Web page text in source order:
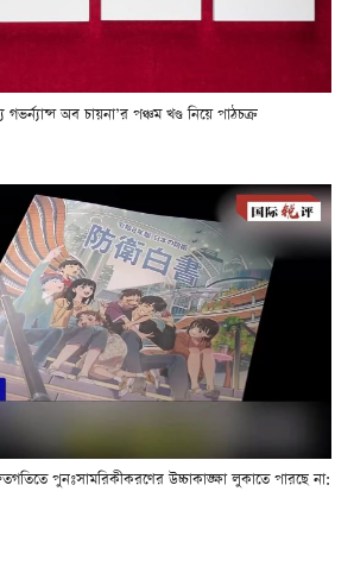
গভর্ন্যান্স অব চায়না’র পঞ্চম খণ্ড নিয়ে পাঠচক্র
পুনঃসামরিকীকরণের উচ্চাকাঙ্ক্ষা লুকাতে পারছে না: